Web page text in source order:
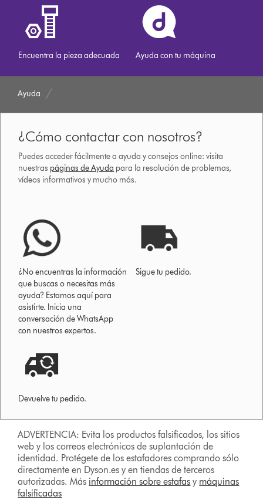
Encuentra la pieza adecuada Ayuda con tu máquina
Ayuda
¿Cómo contactar con nosotros?
Puedes acceder fácilmente a ayuda y consejos online: visita
nuestras páginas de Ayuda para la resolución de problemas,
vídeos informativos y mucho más.
¿No encuentras la información
que buscas o necesitas más
ayuda? Estamos aquí para
asistirte. Inicia una
conversación de WhatsApp
con nuestros expertos.
Sigue tu pedido.
Devuelve tu pedido.
ADVERTENCIA: Evita los productos falsificados, los sitios
web y los correos electrónicos de suplantación de
identidad. Protégete de los estafadores comprando sólo
directamente en Dyson.es y en tiendas de terceros
autorizadas. Más información sobre estafas y máquinas
falsificadas